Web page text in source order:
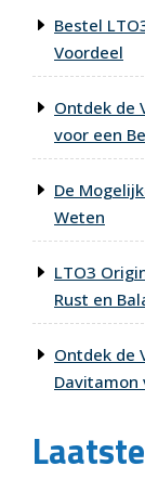
Bestel
Voordeel
Ontdek de
voor een
De
Weten
LTO3
Rust en
Ontdek de
Davitamon